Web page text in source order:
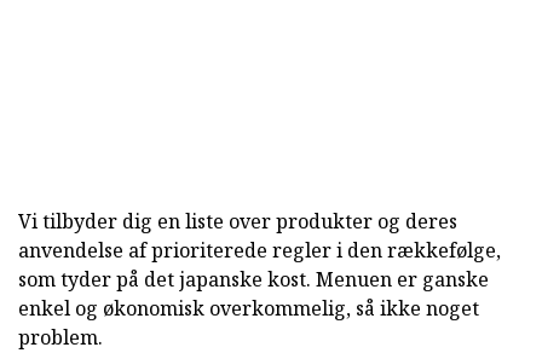
Vi tilbyder dig en liste over produkter og deres
anvendelse af prioriterede regler i den rækkefølge,
som tyder på det japanske kost. Menuen er ganske
enkel og økonomisk overkommelig, så ikke noget
problem.